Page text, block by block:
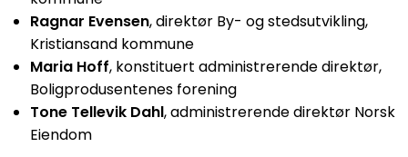
Ragnar Evensen, direktør By- og stedsutvikling,
Kristiansand kommune
Maria Hoff, konstituert administrerende direktør,
Boligprodusentenes forening
Tone Tellevik Dahl, administrerende direktør Norsk
Eiendom